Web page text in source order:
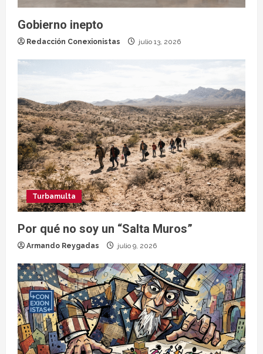
Gobierno inepto
Redacción Conexionistas julio 13, 2026
Turbamulta
Por qué no soy un “Salta Muros”
Armando Reygadas julio 9, 2026